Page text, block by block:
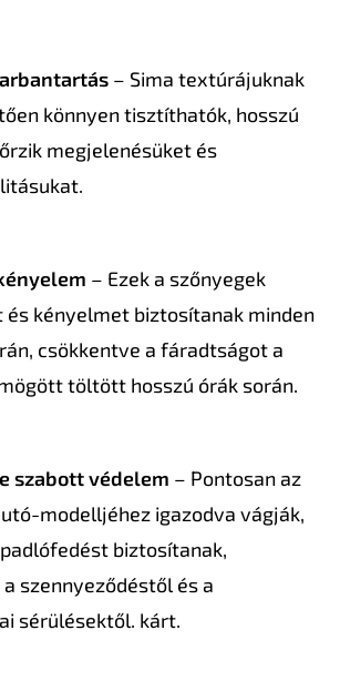
– Sima textúrájuknak
könnyen tisztíthatók, hosszú
megjelenésüket és
– Ezek a szőnyegek
kényelmet biztosítanak minden
csökkentve a fáradtságot a
töltött hosszú órák során.
szabott védelem – Pontosan az
modelljéhez igazodva vágják,
biztosítanak,
szennyeződéstől és a
sérülésektől. kárt.